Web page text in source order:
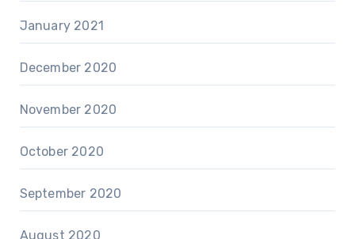
January 2021
December 2020
November 2020
October 2020
September 2020
August 2020